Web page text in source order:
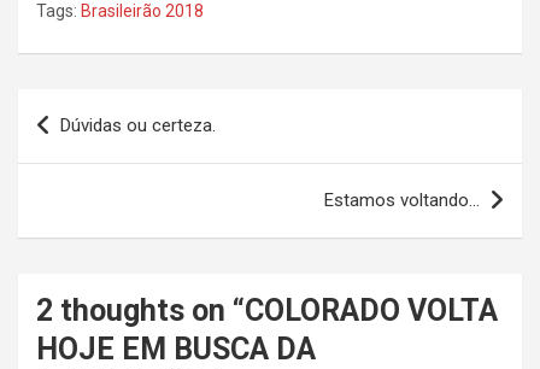
Tags: Brasileirão 2018
Navegação
de
Dúvidas ou certeza.
Estamos voltando…
2 thoughts on “COLORADO VOLTA
HOJE EM BUSCA DA